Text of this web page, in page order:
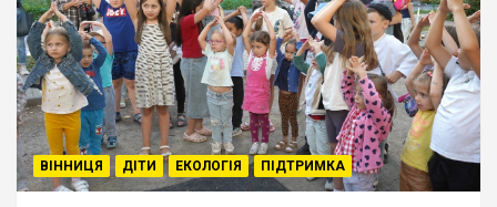
ВІННИЦЯ ДІТИ ЕКОЛОГІЯ ПІДТРИМКА